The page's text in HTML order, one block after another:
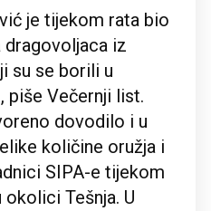
je tijekom rata bio
iz
su se borili u
piše Večernji list.
dovodilo i u
količine oružja i
SIPA-e tijekom
Tešnja. U